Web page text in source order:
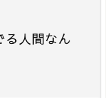
る人間なん